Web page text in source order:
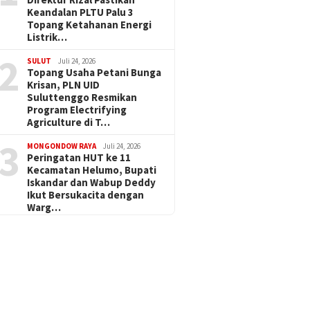
Keandalan PLTU Palu 3
Topang Ketahanan Energi
Listrik…
SULUT Juli 24, 2026
Topang Usaha Petani Bunga
Krisan, PLN UID
Suluttenggo Resmikan
Program Electrifying
Agriculture di T…
MONGONDOW RAYA Juli 24, 2026
Peringatan HUT ke 11
Kecamatan Helumo, Bupati
Iskandar dan Wabup Deddy
Ikut Bersukacita dengan
Warg…